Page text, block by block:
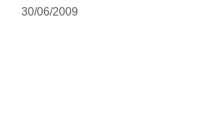
30/06/2009